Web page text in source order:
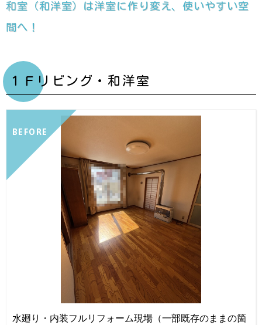
和室（和洋室）は洋室に作り変え、使いやすい空
間へ！
１Ｆリビング・和洋室
BEFORE
水廻り・内装フルリフォーム現場（一部既存のままの箇